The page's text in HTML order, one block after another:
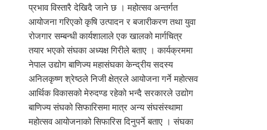
प्रभाव विस्तारै देखिदै जाने छ । महोत्सव अन्तर्गत
आयोजना गरिएको कृषि उत्पादन र बजारीकरण तथा युवा
रोजगार सम्बन्धी कार्यशालाले एक खालको मार्गचित्र
तयार भएको संघका अध्यक्ष गिरीले बताए । कार्यक्रममा
नेपाल उद्योग बाणिज्य महासंघका केन्द्रीय सदस्य
अनिलकृष्ण श्रेष्ठले निजी क्षेत्रले आयोजना गर्ने महोत्सव
आर्थिक विकासको मेरुदण्ड रहेको भन्दै सरकारले उद्योग
बाणिज्य संघको सिफारिसमा मात्र अन्य संघसंस्थामा
महोत्सव आयोजनाको सिफारिस दिनुपर्ने बताए । संघका